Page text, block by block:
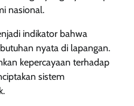
nasional.
indikator bahwa
nyata di lapangan.
kepercayaan terhadap
sistem